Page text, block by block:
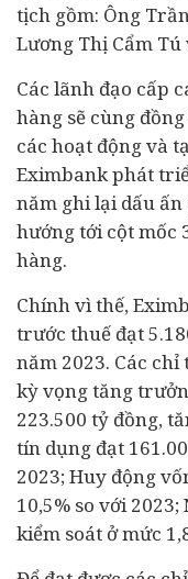
tịch gồm: Ông
Lương Thị Cẩm Tú
Các lãnh đạo cấp
hàng sẽ cùng
các hoạt động và
Eximbank phát
năm ghi lại dấu
hướng tới cột mốc
hàng.
Chính vì thế,
trước thuế đạt
năm 2023. Các
kỳ vọng tăng
223.500 tỷ đồng,
tín dụng đạt
2023; Huy động
10,5% so với
kiểm soát ở mức